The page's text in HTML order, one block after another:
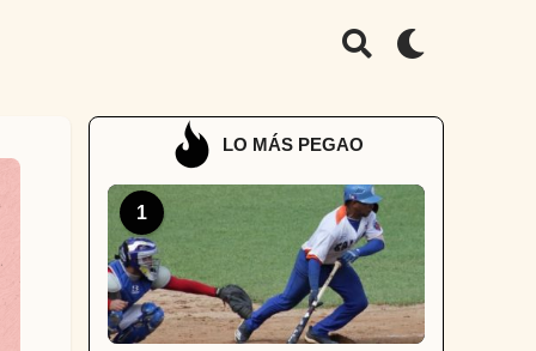
LO MÁS PEGAO
1